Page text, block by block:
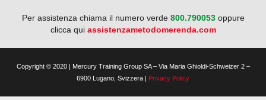
Per assistenza chiama il numero verde 800.790053 oppure
clicca qui assistenzametodomerenda.com
Copyright © 2020 | Mercury Training Group SA – Via Maria Ghioldi-Schweizer 2 –
6900 Lugano, Svizzera | Privacy Policy